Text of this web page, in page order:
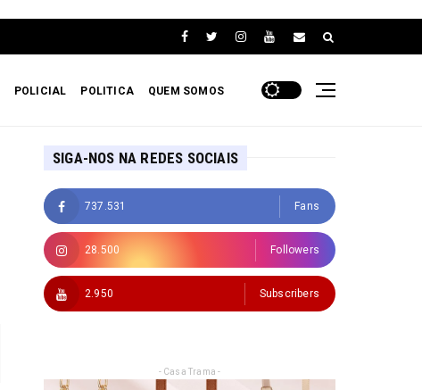
POLICIAL POLITICA QUEM SOMOS
SIGA-NOS NA REDES SOCIAIS
737.531 Fans
28.500 Followers
2.950 Subscribers
- Casa Trama -